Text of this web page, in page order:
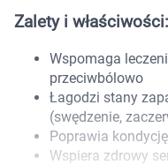
Korzystamy z
Zalety i właściwości:
Wspomaga
przeciwbólowo
Łagodzi stany
(swędzenie,
Poprawia
Wspiera zdrowy